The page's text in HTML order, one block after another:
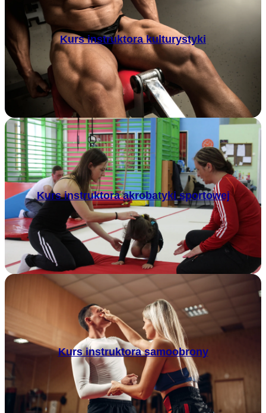
Kurs instruktora kulturystyki
Kurs instruktora akrobatyki sportowej
Kurs instruktora samoobrony